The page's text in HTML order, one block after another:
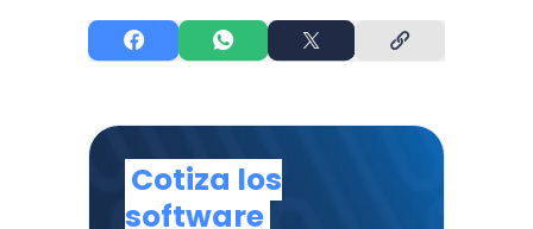
Cotiza los
software